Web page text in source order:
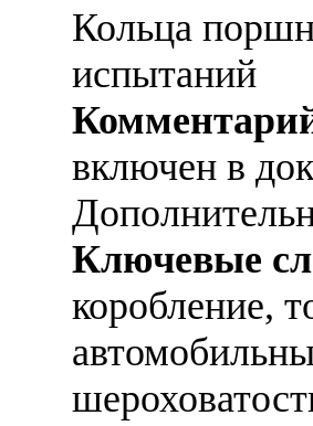
Кольца
испытаний
включен в
Ключевые
коробление,